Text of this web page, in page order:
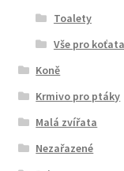
Toalety
Vše pro koťata
Koně
Krmivo pro ptáky
Malá zvířata
Nezařazené